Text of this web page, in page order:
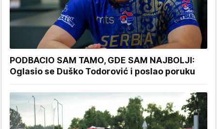
PODBACIO SAM TAMO, GDE SAM NAJBOLJI:
Oglasio se Duško Todorović i poslao poruku